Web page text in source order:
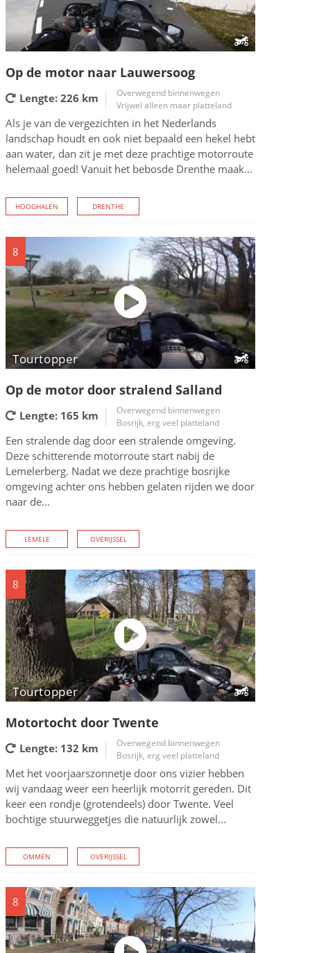
Op de motor naar Lauwersoog
Lengte: 226 km
Overwegend binnenwegen
Vrijwel alleen maar platteland
Als je van de vergezichten in het Nederlands
landschap houdt en ook niet bepaald een hekel hebt
aan water, dan zit je met deze prachtige motorroute
helemaal goed! Vanuit het bebosde Drenthe maak...
HOOGHALEN DRENTHE
8
Tourtopper
Op de motor door stralend Salland
Lengte: 165 km
Overwegend binnenwegen
Bosrijk, erg veel platteland
Een stralende dag door een stralende omgeving.
Deze schitterende motorroute start nabij de
Lemelerberg. Nadat we deze prachtige bosrijke
omgeving achter ons hebben gelaten rijden we door
naar de...
LEMELE OVERIJSSEL
8
Tourtopper
Motortocht door Twente
Lengte: 132 km
Overwegend binnenwegen
Bosrijk, erg veel platteland
Met het voorjaarszonnetje door ons vizier hebben
wij vandaag weer een heerlijk motorrit gereden. Dit
keer een rondje (grotendeels) door Twente. Veel
bochtige stuurweggetjes die natuurlijk zowel...
OMMEN OVERIJSSEL
8